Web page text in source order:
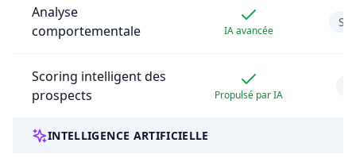
Analyse
comportementale
IA avancée
Scoring intelligent des
prospects
Propulsé par IA
INTELLIGENCE ARTIFICIELLE